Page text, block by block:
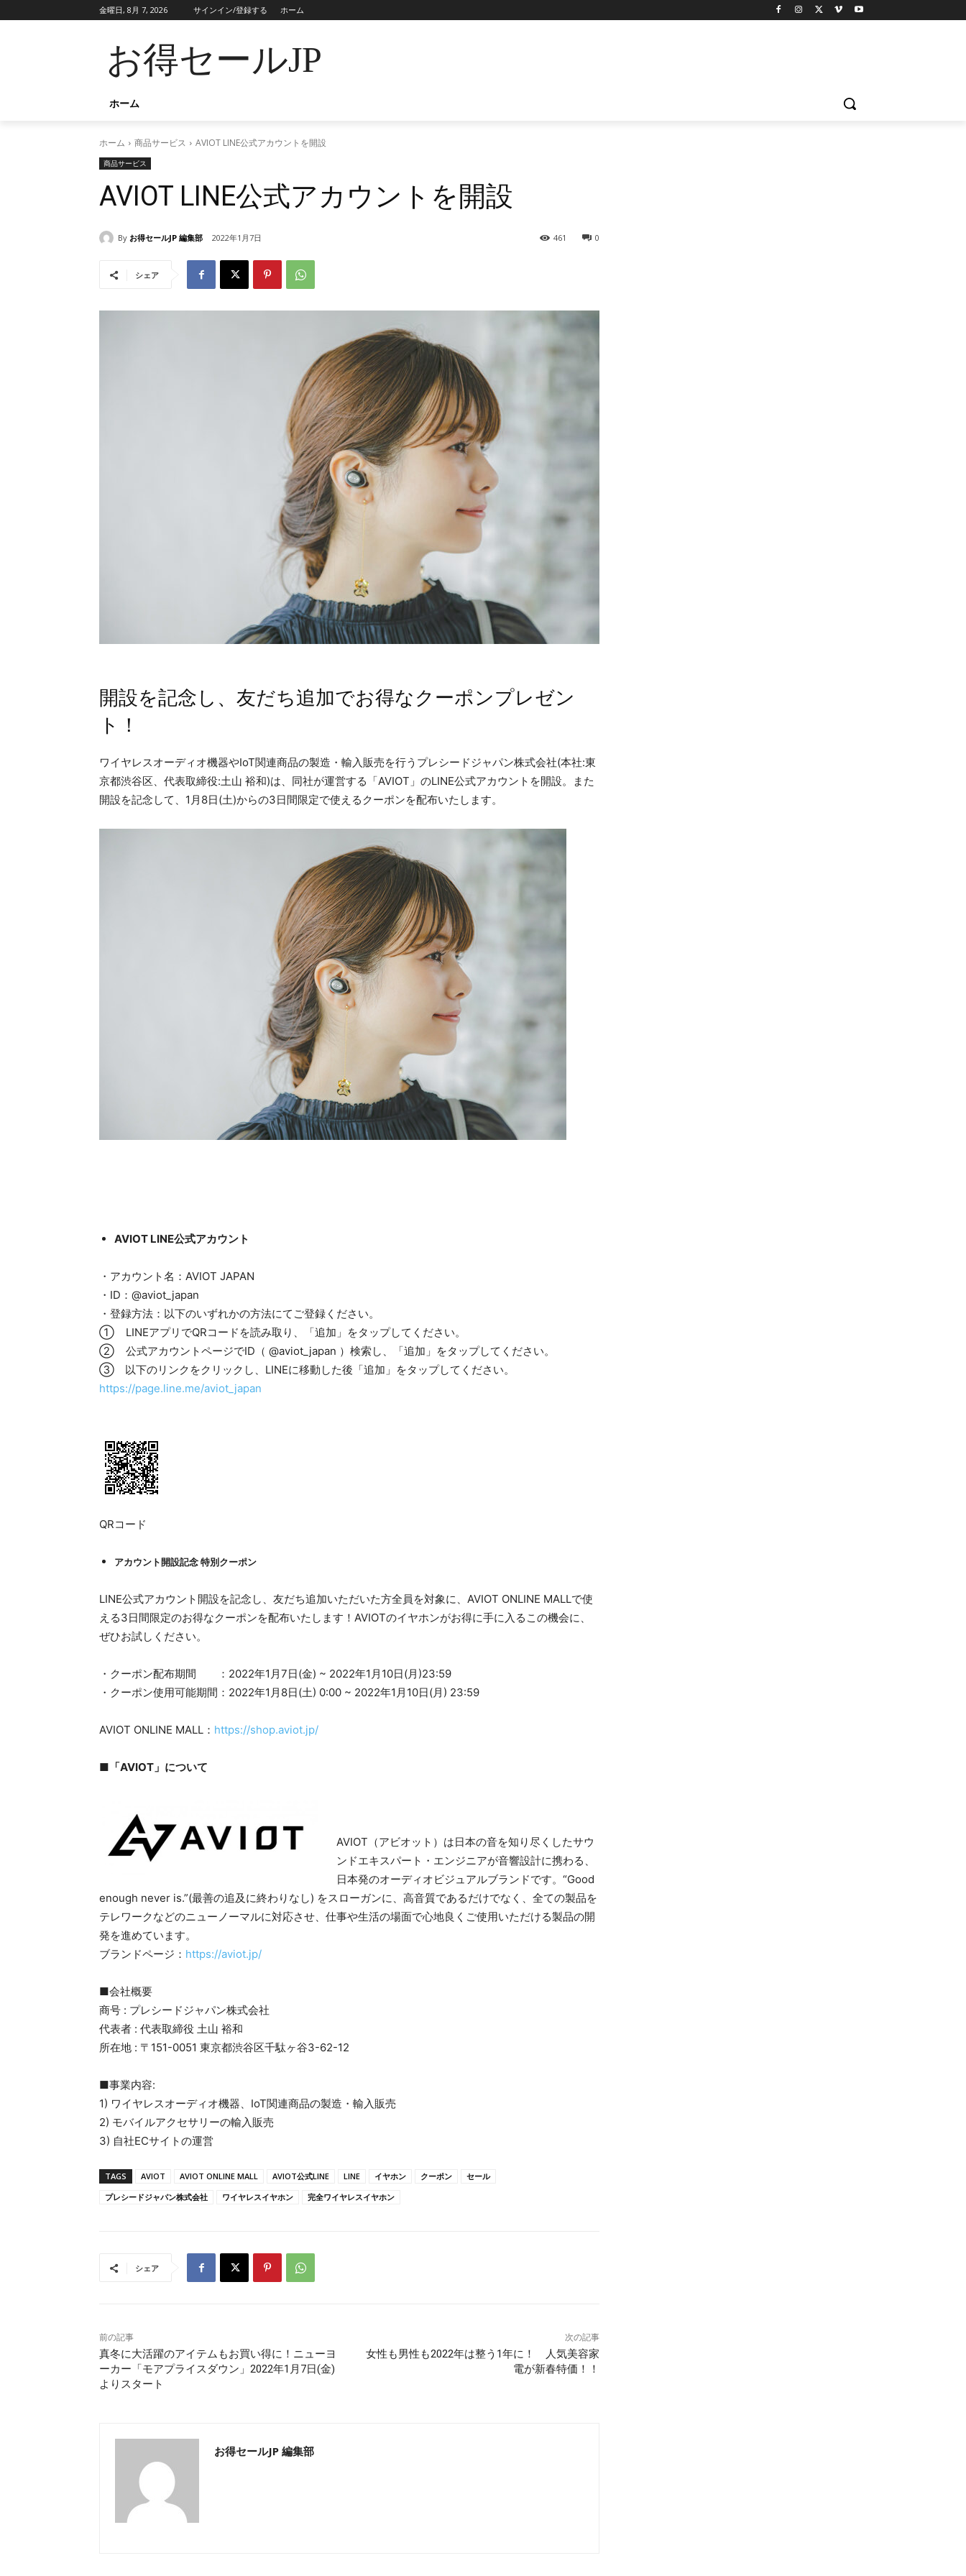
金曜日, 8月 7, 2026 サインイン/登録する ホーム
お得セールJP
ホーム
ホーム 商品サービス AVIOT LINE公式アカウントを開設
商品サービス
AVIOT LINE公式アカウントを開設
By お得セールJP 編集部 2022年1月7日 0
461
シェア
開設を記念し、友だち追加でお得なクーポンプレゼン
ト！
ワイヤレスオーディオ機器やIoT関連商品の製造・輸入販売を行うプレシードジャパン株式会社(本社:東
京都渋谷区、代表取締役:土山 裕和)は、同社が運営する「AVIOT」のLINE公式アカウントを開設。また
開設を記念して、1月8日(土)からの3日間限定で使えるクーポンを配布いたします。
AVIOT LINE公式アカウント
・アカウント名：AVIOT JAPAN
・ID：@aviot_japan
・登録方法：以下のいずれかの方法にてご登録ください。
① LINEアプリでQRコードを読み取り、「追加」をタップしてください。
② 公式アカウントページでID（ @aviot_japan ）検索し、「追加」をタップしてください。
③ 以下のリンクをクリックし、LINEに移動した後「追加」をタップしてください。
https://page.line.me/aviot_japan
QRコード
アカウント開設記念 特別クーポン
LINE公式アカウント開設を記念し、友だち追加いただいた方全員を対象に、AVIOT ONLINE MALLで使
える3日間限定のお得なクーポンを配布いたします！AVIOTのイヤホンがお得に手に入るこの機会に、
ぜひお試しください。
・クーポン配布期間 ：2022年1月7日(金) ~ 2022年1月10日(月)23:59
・クーポン使用可能期間：2022年1月8日(土) 0:00 ~ 2022年1月10日(月) 23:59
AVIOT ONLINE MALL： https://shop.aviot.jp/
■「AVIOT」について
AVIOT（アビオット）は日本の音を知り尽くしたサウ
ンドエキスパート・エンジニアが音響設計に携わる、
⽇本発のオーディオビジュアルブランドです。“Good
enough never is.”(最善の追及に終わりなし) をスローガンに、⾼⾳質であるだけでなく、全ての製品を
テレワークなどのニューノーマルに対応させ、仕事や生活の場面で心地良くご使用いただける製品の開
発を進めています。
ブランドページ： https://aviot.jp/
■会社概要
商号 : プレシードジャパン株式会社
代表者 : 代表取締役 土山 裕和
所在地 : 〒151-0051 東京都渋谷区千駄ヶ谷3-62-12
■事業内容:
1) ワイヤレスオーディオ機器、IoT関連商品の製造・輸入販売
2) モバイルアクセサリーの輸入販売
3) 自社ECサイトの運営
TAGS AVIOT AVIOT ONLINE MALL AVIOT公式LINE LINE イヤホン クーポン
セール
プレシードジャパン株式会社
ワイヤレスイヤホン 完全ワイヤレスイヤホン
シェア
前の記事
真冬に大活躍のアイテムもお買い得に！ニューヨ
ーカー「モアプライスダウン」2022年1月7日(金)
よりスタート
次の記事
女性も男性も2022年は整う1年に！ 人気美容家
電が新春特価！！
お得セールJP 編集部